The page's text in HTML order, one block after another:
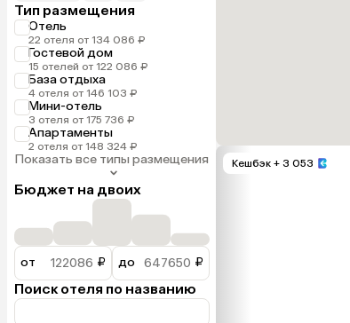
Тип размещения
Отель
22 отеля от 134 086 ₽
Гостевой дом
15 отелей от 122 086 ₽
База отдыха
4 отеля от 146 103 ₽
Мини-отель
3 отеля от 175 736 ₽
Апартаменты
2 отеля от 148 324 ₽
Показать все типы размещения
Бюджет на двоих
от ₽ до ₽
Поиск отеля по названию
Кешбэк + 3 053